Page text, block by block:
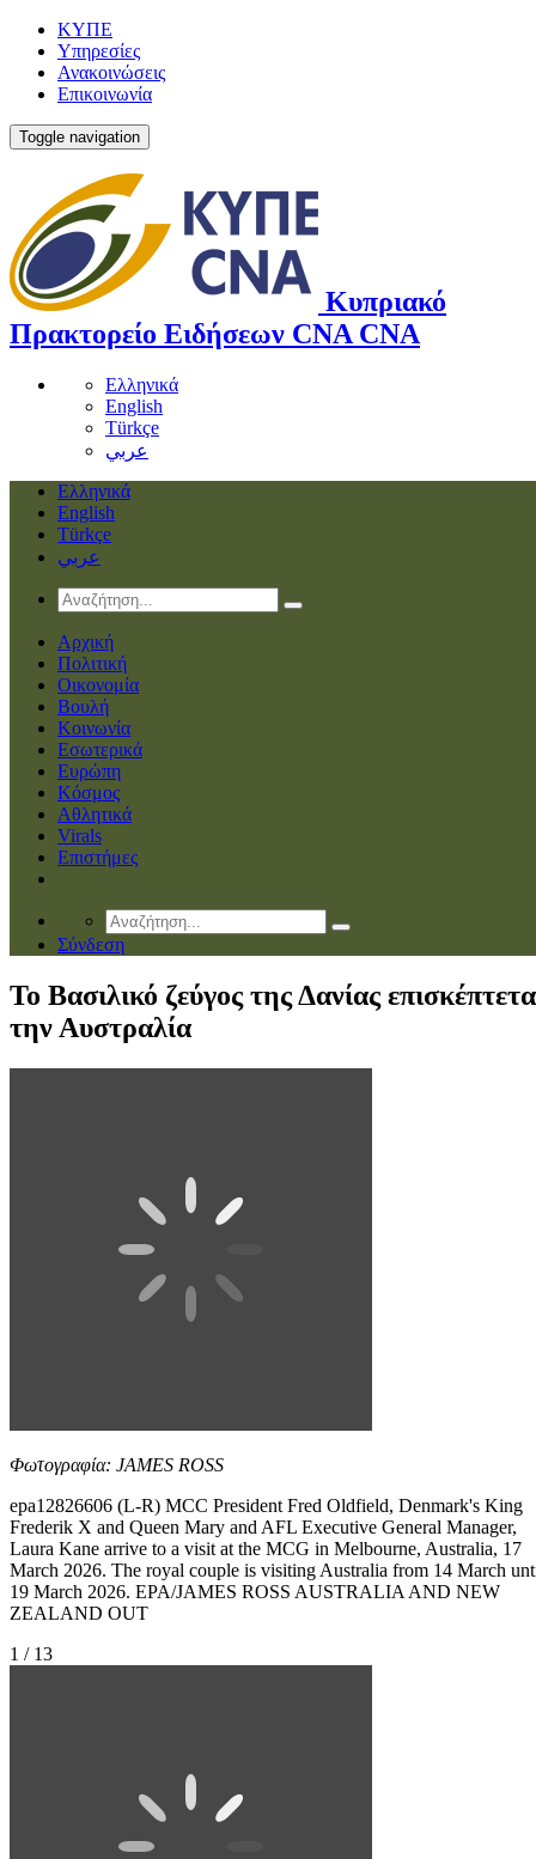
ΚΥΠΕ
Υπηρεσίες
Ανακοινώσεις
Επικοινωνία
Toggle navigation
Κυπριακό
Πρακτορείο Ειδήσεων CNA CNA
Ελληνικά
English
Türkçe
عربي
Ελληνικά
English
Türkçe
عربي
Αρχική
Πολιτική
Οικονομία
Βουλή
Κοινωνία
Εσωτερικά
Ευρώπη
Κόσμος
Αθλητικά
Virals
Επιστήμες
Σύνδεση
Το Βασιλικό ζεύγος της Δανίας
την Αυστραλία
Φωτογραφία: JAMES ROSS
epa12826606 (L-R) MCC President Fred Oldfield, Denmark's King
Frederik X and Queen Mary and AFL Executive General Manager,
Laura Kane arrive to a visit at the MCG in Melbourne, Australia, 17
March 2026. The royal couple is visiting Australia from 14 March
19 March 2026. EPA/JAMES ROSS AUSTRALIA AND NEW
ZEALAND OUT
1 / 13